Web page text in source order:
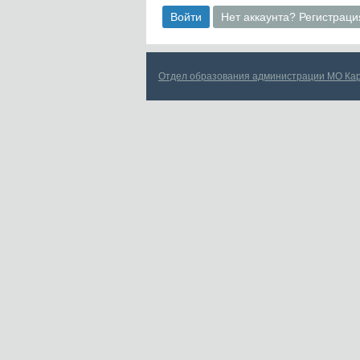
Войти Нет аккаунта?
Отдел образования администрации МО